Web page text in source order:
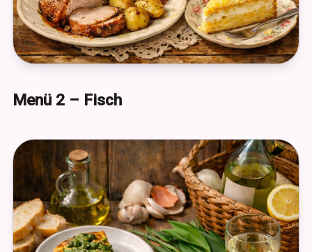
Menü 2 – Fisch